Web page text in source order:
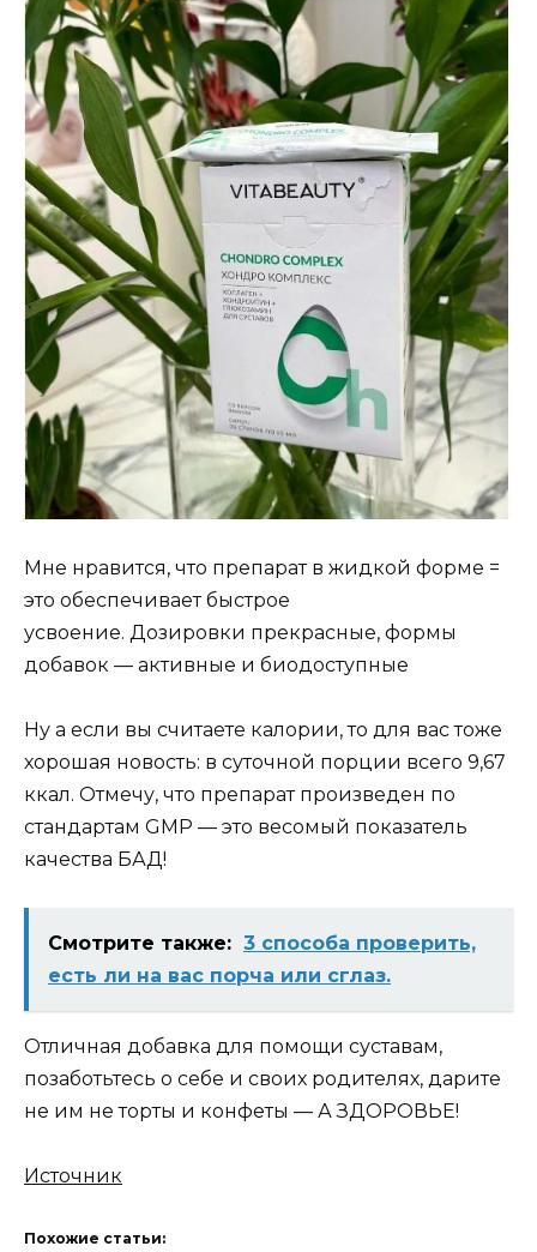
Мне нравится, что препарат в жидкой форме =
это обеспечивает быстрое
усвоение. Дозировки прекрасные, формы
добавок — активные и биодоступные
Ну а если вы считаете калории, то для вас тоже
хорошая новость: в суточной порции всего 9,67
ккал. Отмечу, что препарат произведен по
стандартам GMP — это весомый показатель
качества БАД!
Смотрите также: 3 способа проверить,
есть ли на вас порча или сглаз.
Отличная добавка для помощи суставам,
позаботьтесь о себе и своих родителях, дарите
не им не торты и конфеты — А ЗДОРОВЬЕ!
Источник
Похожие статьи: